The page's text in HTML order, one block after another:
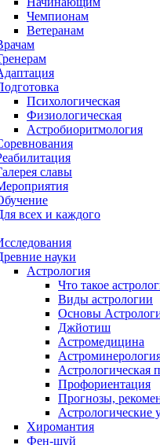
Чемпионам
Ветеранам
Психологическая
Физиологическая
Астробиоритмология
славы
всех и каждого
науки
Астрология
Что такое
Виды астрологии
Основы
Джйотиш
Астромедицина
Астрологическая
Профориентация
Прогнозы,
Астрологические
Хиромантия
Фен-шуй